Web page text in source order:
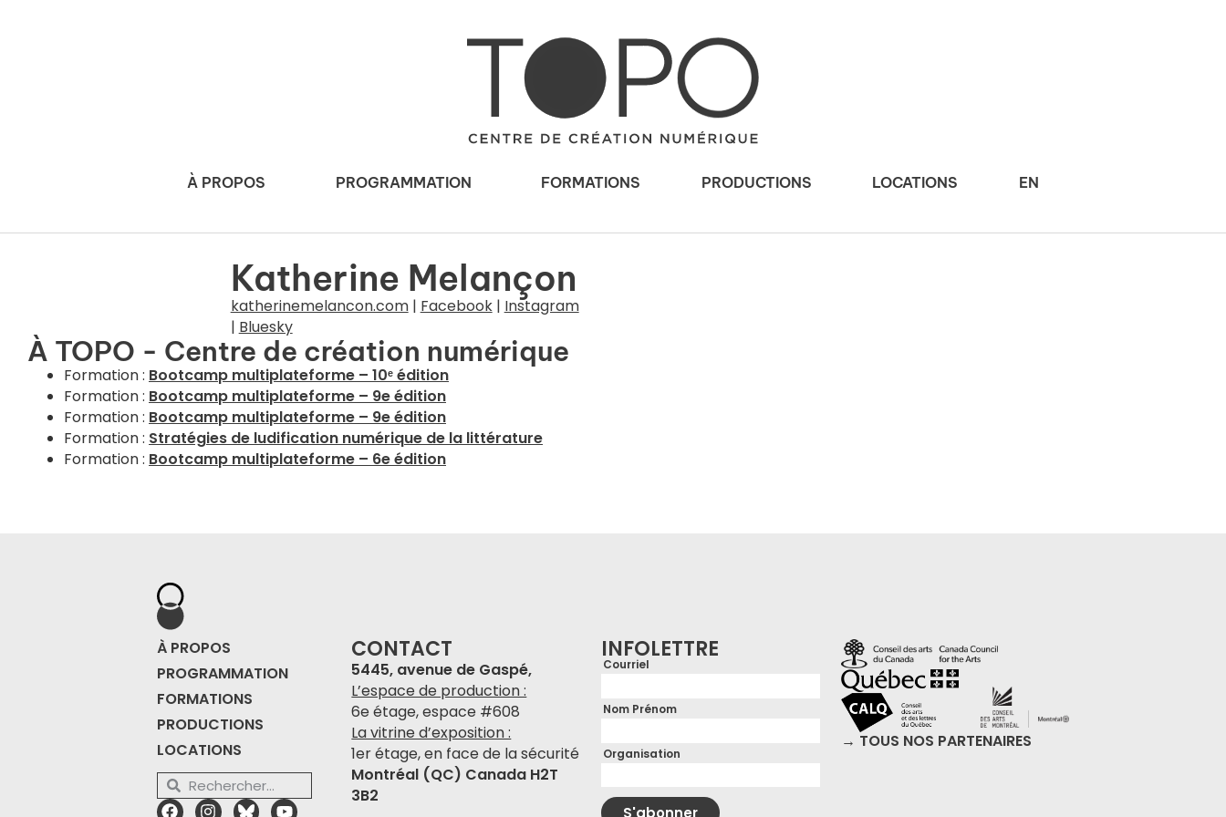
À PROPOS PROGRAMMATION FORMATIONS PRODUCTIONS LOCATIONS EN
Katherine Melançon
katherinemelancon.com| Facebook| Instagram
| Bluesky
À TOPO - Centre de création numérique
Formation : Bootcamp multiplateforme – 10ᵉ édition
Formation : Bootcamp multiplateforme – 9e édition
Formation : Bootcamp multiplateforme – 9e édition
Formation : Stratégies de ludification numérique de la littérature
Formation : Bootcamp multiplateforme – 6e édition
À PROPOS
PROGRAMMATION
FORMATIONS
PRODUCTIONS
LOCATIONS
CONTACT
5445, avenue de Gaspé,
L’espace de production :
6e étage, espace #608
La vitrine d’exposition :
1er étage, en face de la sécurité
Montréal (QC) Canada H2T
3B2
INFOLETTRE
Courriel
Nom Prénom
Organisation
S'abonner
→ TOUS NOS PARTENAIRES